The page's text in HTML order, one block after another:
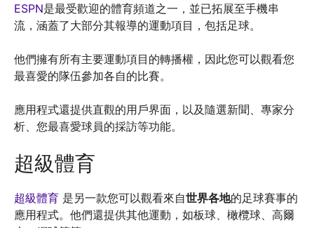
ESPN是最受歡迎的體育頻道之一，並已拓展至手機串
流，涵蓋了大部分其報導的運動項目，包括足球。
他們擁有所有主要運動項目的轉播權，因此您可以觀看您
最喜愛的隊伍參加各自的比賽。
應用程式還提供直觀的用戶界面，以及隨選新聞、專家分
析、您最喜愛球員的採訪等功能。
超級體育
超級體育 是另一款您可以觀看來自世界各地的足球賽事的
應用程式。他們還提供其他運動，如板球、橄欖球、高爾